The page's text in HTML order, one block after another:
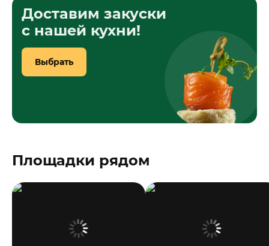
Доставим закуски
с нашей кухни!
Выбрать
Площадки рядом